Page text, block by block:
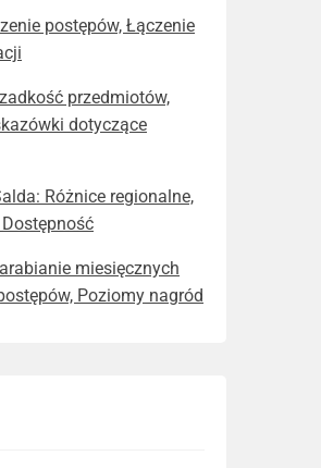
postępów, Łączenie
przedmiotów,
dotyczące
Różnice regionalne,
miesięcznych
Poziomy nagród